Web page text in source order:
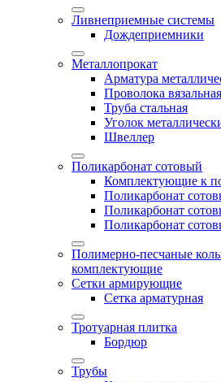
Ливнеприемные системы
Дождеприемники
Металлопрокат
Арматура
Проволока вязальная
Труба стальная
Уголок
Швеллер
Поликарбонат сотовый
Комплектующие к
Поликарбонат
Поликарбонат
Поликарбонат
Полимерно-песчаные
комплектующие
Сетки армирующие
Сетка арматурная
Тротуарная плитка
Бордюр
Трубы